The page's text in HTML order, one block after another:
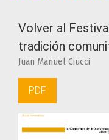
Volver al
tradición
Juan Manuel Ciucci
PDF